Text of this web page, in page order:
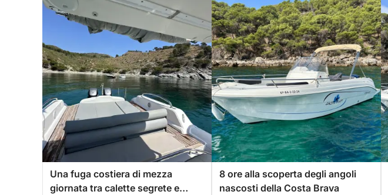
Una fuga costiera di mezza
giornata tra calette segrete e
8 ore alla scoperta degli angoli
nascosti della Costa Brava